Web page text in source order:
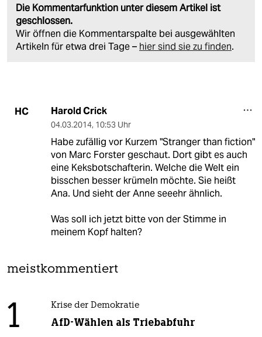
Die Kommentarfunktion unter diesem Artikel ist
geschlossen.
Wir öffnen die Kommentarspalte bei ausgewählten
Artikeln für etwa drei Tage – hier sind sie zu finden.
HC Harold Crick
04.03.2014, 10:53 Uhr
Habe zufällig vor Kurzem "Stranger than fiction"
von Marc Forster geschaut. Dort gibt es auch
eine Keksbotschafterin. Welche die Welt ein
bisschen besser krümeln möchte. Sie heißt
Ana. Und sieht der Anne seeehr ähnlich.
Was soll ich jetzt bitte von der Stimme in
meinem Kopf halten?
meistkommentiert
1 Krise der Demokratie
AfD-Wählen als Triebabfuhr